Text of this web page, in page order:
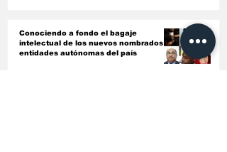
Conociendo a fondo el bagaje
intelectual de los nuevos nombrados en
entidades autónomas del país ‎